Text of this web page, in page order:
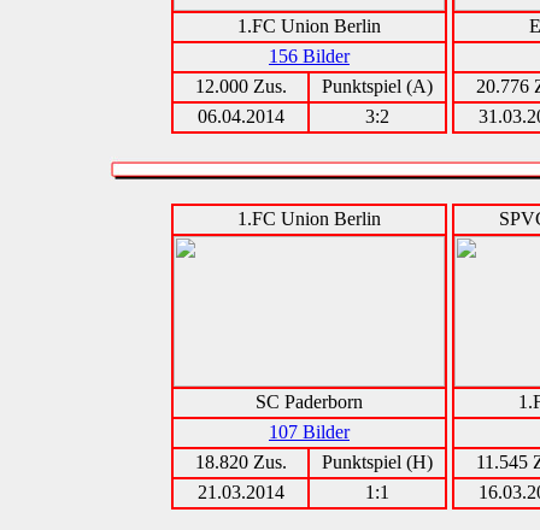
1.FC Union Berlin
156 Bilder
12.000 Zus.
Punktspiel (A)
06.04.2014
3:2
20.776
1.FC Union Berlin
SC Paderborn
107 Bilder
18.820 Zus.
Punktspiel (H)
21.03.2014
1:1
11.545